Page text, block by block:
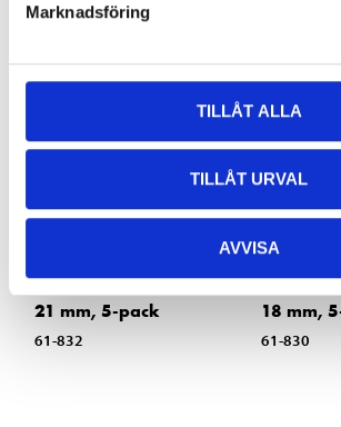
Marknadsföring
TILLÅT ALLA
TILLÅT URVAL
AVVISA
3290
stainless steel, 17,8–
21 mm, 5-pack
61-832
3290
1-ear
stainless
18 mm,
61-830